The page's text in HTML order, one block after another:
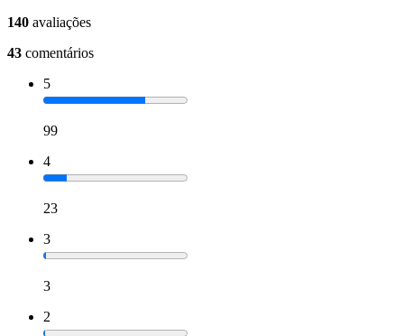
140 avaliações
43 comentários
5
99
4
23
3
3
2